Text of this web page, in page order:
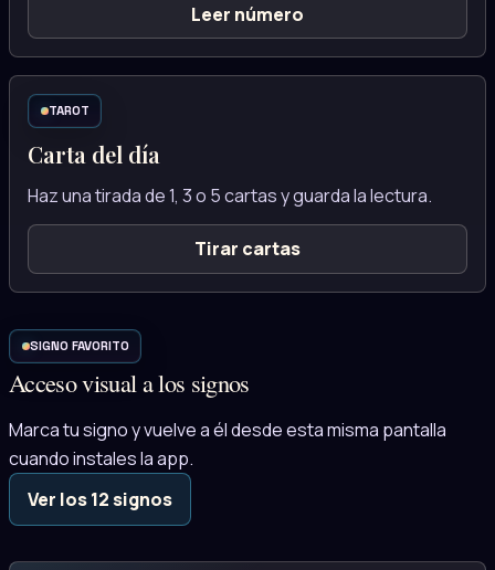
Leer número
TAROT
Carta del día
Haz una tirada de 1, 3 o 5 cartas y guarda la lectura.
Tirar cartas
SIGNO FAVORITO
Acceso visual a los signos
Marca tu signo y vuelve a él desde esta misma pantalla
cuando instales la app.
Ver los 12 signos